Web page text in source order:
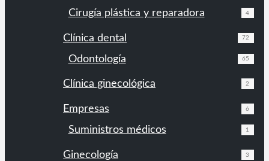
Cirugía plástica y reparadora 4
Clínica dental 72
Odontología 65
Clínica ginecológica 2
Empresas 6
Suministros médicos 1
Ginecología 3